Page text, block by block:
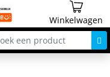
Winkelwagen